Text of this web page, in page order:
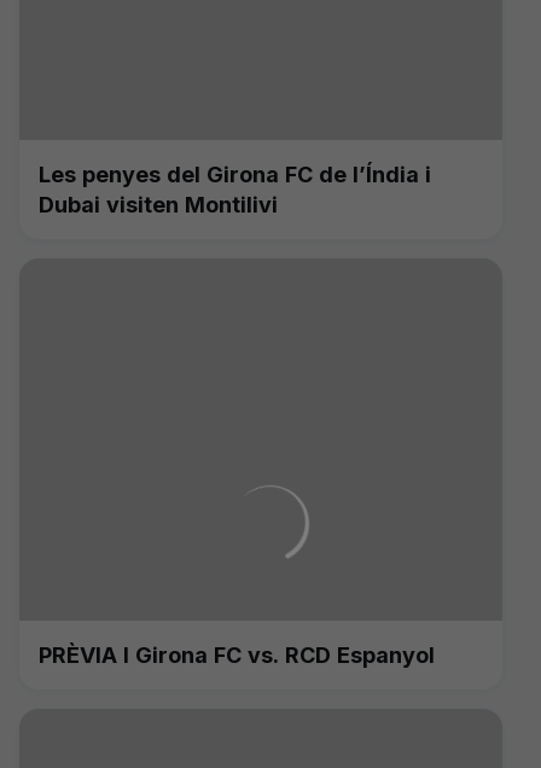
Les penyes del Girona FC de l’Índia i
Dubai visiten Montilivi
PRÈVIA I Girona FC vs. RCD Espanyol